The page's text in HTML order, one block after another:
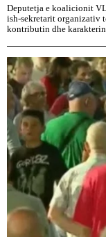
Deputetja e koalicionit
ish-sekretarit organizativ
kontributin dhe